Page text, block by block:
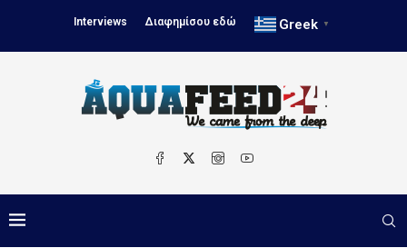
Interviews Διαφημίσου εδώ Greek ▼